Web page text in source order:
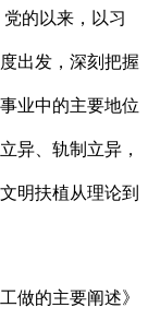
的以来，以习
出发，深刻把握
业中的主要地位
异、轨制立异，
明扶植从理论到
的主要阐述》